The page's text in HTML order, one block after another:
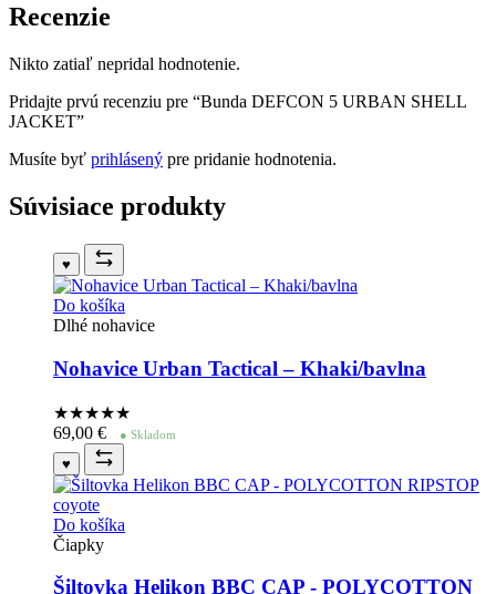
Recenzie
Nikto zatiaľ nepridal hodnotenie.
Pridajte prvú recenziu pre “Bunda DEFCON 5 URBAN SHELL
JACKET”
Musíte byť prihlásený pre pridanie hodnotenia.
Súvisiace produkty
♥
Do košíka
Dlhé nohavice
Nohavice Urban Tactical – Khaki/bavlna
★★★★★
69,00 € ● Skladom
♥
Do košíka
Čiapky
Šiltovka Helikon BBC CAP - POLYCOTTON